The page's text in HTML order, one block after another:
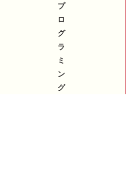
プ
ロ
グ
ラ
ミ
ン
グ